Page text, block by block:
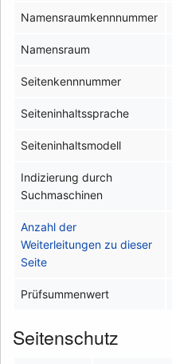
Namensraumkennnummer
Namensraum
Seitenkennnummer
Seiteninhaltssprache
Seiteninhaltsmodell
Indizierung durch
Suchmaschinen
Anzahl der
Weiterleitungen zu dieser
Seite
Prüfsummenwert
Seitenschutz